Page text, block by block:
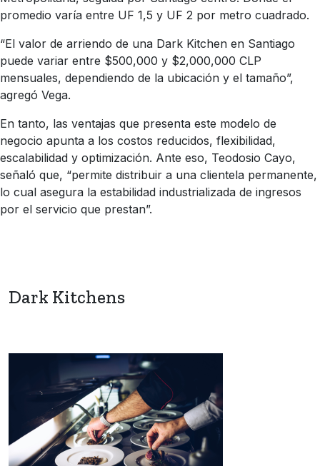
promedio varía entre UF 1,5 y UF 2 por metro cuadrado.
“El valor de arriendo de una Dark Kitchen en Santiago
puede variar entre $500,000 y $2,000,000 CLP
mensuales, dependiendo de la ubicación y el tamaño”,
agregó Vega.
En tanto, las ventajas que presenta este modelo de
negocio apunta a los costos reducidos, flexibilidad,
escalabilidad y optimización. Ante eso, Teodosio Cayo,
señaló que, “permite distribuir a una clientela permanente,
lo cual asegura la estabilidad industrializada de ingresos
por el servicio que prestan”.
Dark Kitchens